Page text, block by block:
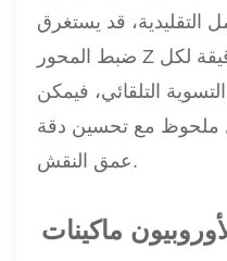
قد يستغرق
ضبط المحور Z يدويًا من 10 إلى 20 دقيقة لكل
التلقائي، فيمكن
ملحوظ مع تحسين دقة
عمق النقش.
ماكينات